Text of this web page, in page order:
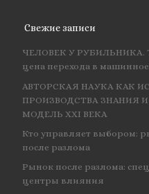
Свежие записи
ЧЕЛОВЕК У РУБИЛЬНИКА.
цена перехода в
АВТОРСКАЯ НАУКА КАК
ПРОИЗВОДСТВА ЗНАНИЯ
МОДЕЛЬ XXI ВЕКА
Кто управляет выбором:
после разлома
Рынок после разлома:
центры влияния